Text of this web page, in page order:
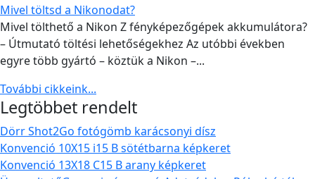
Mivel töltsd a Nikonodat?
Mivel tölthető a Nikon Z fényképezőgépek akkumulátora?
– Útmutató töltési lehetőségekhez Az utóbbi években
egyre több gyártó – köztük a Nikon –...
További cikkeink...
Legtöbbet rendelt
Dörr Shot2Go fotógömb karácsonyi dísz
Konvenció 10X15 i15 B sötétbarna képkeret
Konvenció 13X18 C15 B arany képkeret